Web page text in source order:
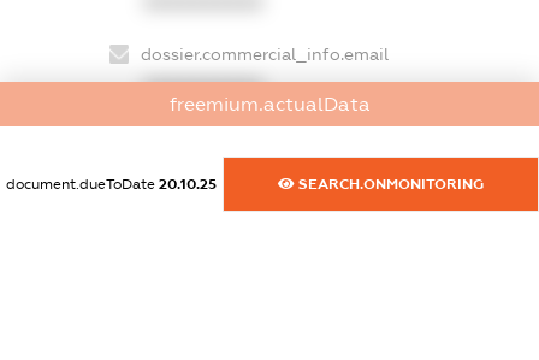
dossier.commercial_info.email
XXXXXXXXXX
freemium.actualData
document.dueToDate 20.10.25 SEARCH.ONMONITORING